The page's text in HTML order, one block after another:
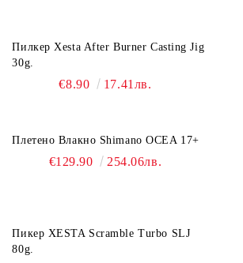
Пилкер Xesta After Burner Casting Jig
30g.
€8.90 17.41лв.
Плетено Влакно Shimano OCEA 17+
€129.90 254.06лв.
Пикер XESTA Scramble Turbo SLJ
80g.